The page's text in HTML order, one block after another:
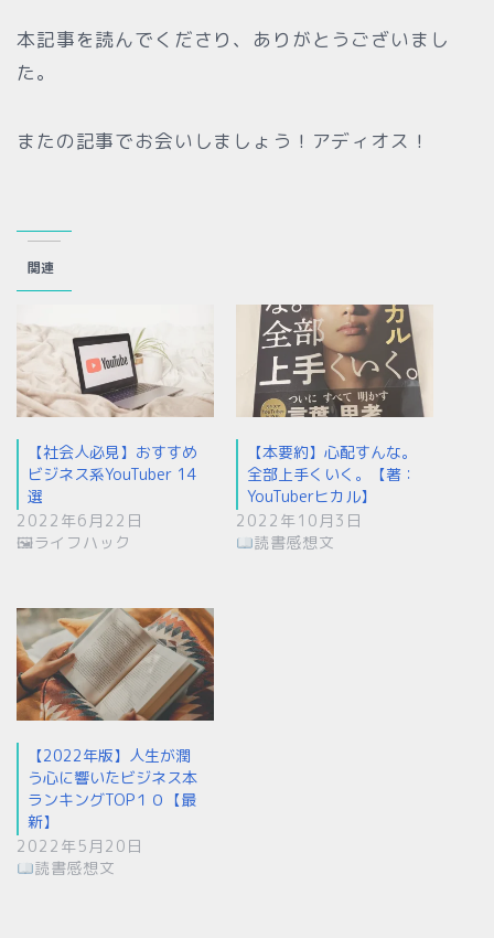
本記事を読んでくださり、ありがとうございまし
た。
またの記事でお会いしましょう！アディオス！
関連
【社会人必見】おすすめ
ビジネス系YouTuber 14
選
2022年6月22日
🖼ライフハック
【本要約】心配すんな。
全部上手くいく。【著：
YouTuberヒカル】
2022年10月3日
読書感想文
【2022年版】人生が潤
う心に響いたビジネス本
ランキングTOP１０【最
新】
2022年5月20日
読書感想文